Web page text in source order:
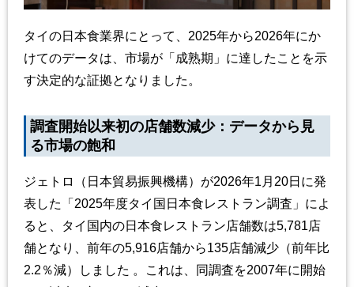
タイの日本食業界にとって、2025年から2026年にか
けてのデータは、市場が「成熟期」に達したことを示
す決定的な証拠となりました。
調査開始以来初の店舗数減少：データから見
る市場の飽和
ジェトロ（日本貿易振興機構）が2026年1月20日に発
表した「2025年度タイ国日本食レストラン調査」によ
ると、タイ国内の日本食レストラン店舗数は5,781店
舗となり、前年の5,916店舗から135店舗減少（前年比
2.2％減）しました 。これは、同調査を2007年に開始